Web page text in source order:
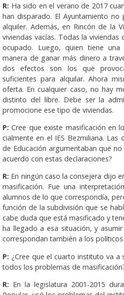
R: Ha sido en el verano de 2017
han disparado. El Ayuntamiento
alquiler. Además, en Rincón de la
viviendas vacías. Todas la
ocupado. Luego, quien tiene
manera de ganar más dinero a
dos efectos son los que
suficientes para alquilar. Ahora
oferta. En cualquier caso, no hay
distinto del libre. Debe ser la
promocione ese tipo de viviendas.
P: Cree que existe masificación en
cialmente en el IES Bezmiliana. Las
de Educación argumentaban que
acuerdo con estas declaraciones?
R: En ningún caso la consejera dijo
masificación. Fue una
alumnos de lo que correspondía,
función de la subdivisión que se
cabe duda que está masificado y
ha llegado a esa situación, y
correspondan también a los políticos
P: ¿Cree que el cuarto instituto va a
todos los problemas de
R: En la legislatura 2001-2015